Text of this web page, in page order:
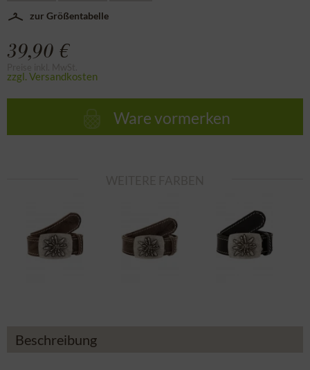
zur Größentabelle
39,90 €
zzgl. Versandkosten
Ware vormerken
Beschreibung